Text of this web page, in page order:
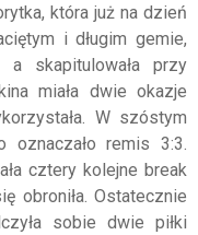
która już na dzień
i długim gemie,
skapitulowała przy
miała dwie okazje
W szóstym
oznaczało remis 3:3.
cztery kolejne break
obroniła. Ostatecznie
sobie dwie piłki